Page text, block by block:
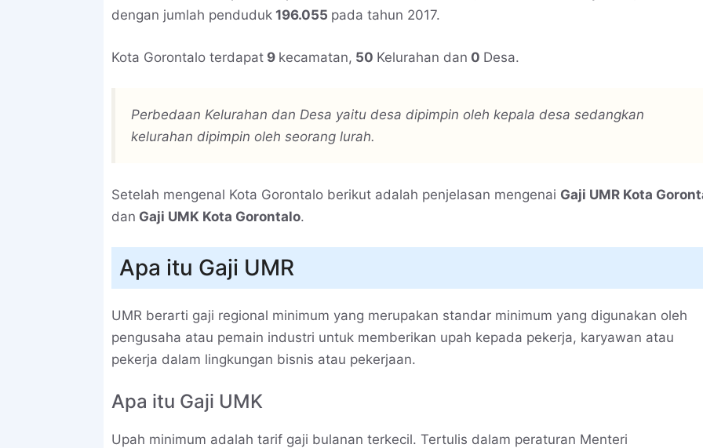
dengan jumlah penduduk 196.055 pada tahun 2017.
Kota Gorontalo terdapat 9 kecamatan, 50 Kelurahan dan 0 Desa.
Perbedaan Kelurahan dan Desa yaitu desa dipimpin oleh kepala desa sedangkan
kelurahan dipimpin oleh seorang lurah.
Setelah mengenal Kota Gorontalo berikut adalah penjelasan mengenai Gaji UMR Kota
dan Gaji UMK Kota Gorontalo.
Apa itu Gaji UMR
UMR berarti gaji regional minimum yang merupakan standar minimum yang digunakan oleh
pengusaha atau pemain industri untuk memberikan upah kepada pekerja, karyawan atau
pekerja dalam lingkungan bisnis atau pekerjaan.
Apa itu Gaji UMK
Upah minimum adalah tarif gaji bulanan terkecil. Tertulis dalam peraturan Menteri